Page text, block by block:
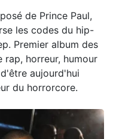
de Prince Paul,
les codes du hip-
Premier album des
rap, horreur, humour
aujourd'hui
du horrorcore.